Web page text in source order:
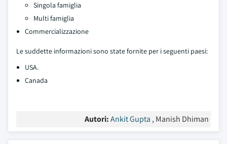
Singola famiglia
Multi famiglia
Commercializzazione
Le suddette informazioni sono state fornite per i seguenti paesi:
USA.
Canada
Autori:Ankit Gupta , Manish Dhiman